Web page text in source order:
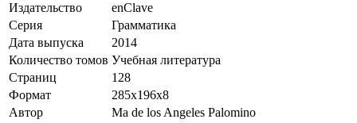
Издательство
enClave
Серия
Грамматика
Дата выпуска
2014
Количество томов Учебная литература
Страниц
128
Формат
285x196x8
Автор
Ma de los Angeles Palomino